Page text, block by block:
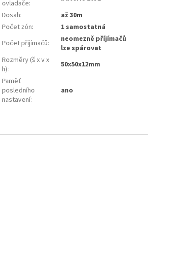
ovladače:
Dosah:
až 30m
Počet zón:
1 samostatná
Počet přijímačů:
neomezně příjímačů
lze spárovat
Rozměry (š x v x
h):
50x50x12mm
Paměť
posledního
nastavení:
ano